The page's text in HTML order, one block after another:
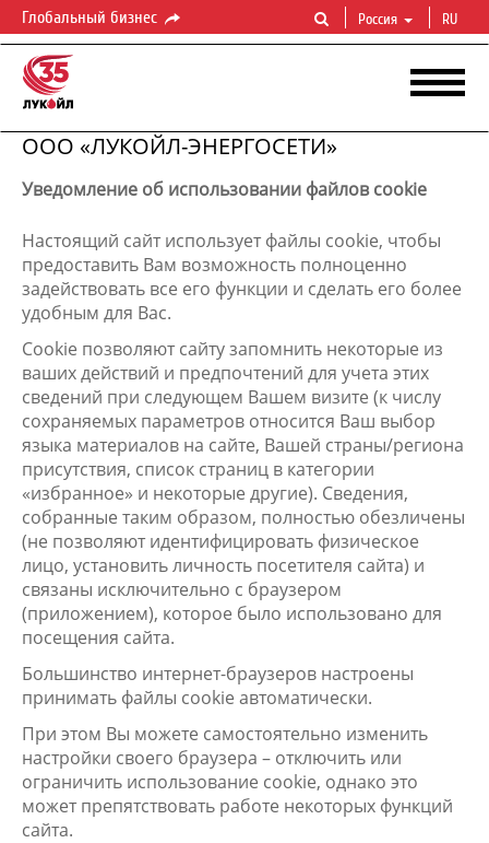
Глобальный бизнес Россия RU
ООО «ЛУКОЙЛ-ЭНЕРГОСЕТИ»
Уведомление об использовании файлов cookie
Настоящий сайт использует файлы cookie, чтобы
предоставить Вам возможность полноценно
задействовать все его функции и сделать его более
удобным для Вас.
Cookie позволяют сайту запомнить некоторые из
ваших действий и предпочтений для учета этих
сведений при следующем Вашем визите (к числу
сохраняемых параметров относится Ваш выбор
языка материалов на сайте, Вашей страны/региона
присутствия, список страниц в категории
«избранное» и некоторые другие). Сведения,
собранные таким образом, полностью обезличены
(не позволяют идентифицировать физическое
лицо, установить личность посетителя сайта) и
связаны исключительно с браузером
(приложением), которое было использовано для
посещения сайта.
Большинство интернет-браузеров настроены
принимать файлы cookie автоматически.
При этом Вы можете самостоятельно изменить
настройки своего браузера – отключить или
ограничить использование cookie, однако это
может препятствовать работе некоторых функций
сайта.